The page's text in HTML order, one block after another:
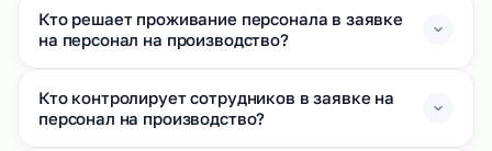
Кто решает проживание персонала в заявке
на персонал на производство?
Кто контролирует сотрудников в заявке на
персонал на производство?